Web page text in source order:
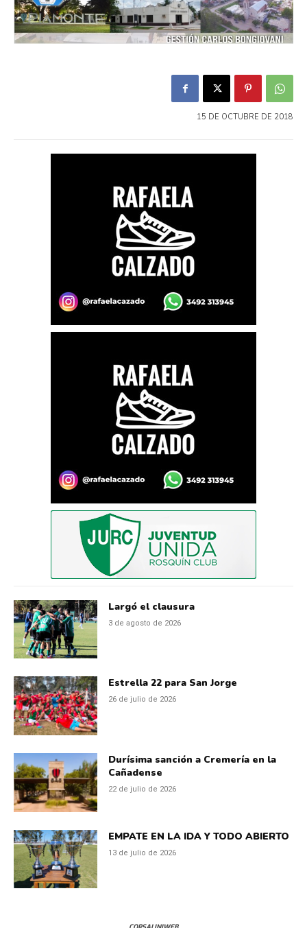
15 DE OCTUBRE DE 2018
Largó el clausura
3 de agosto de 2026
Estrella 22 para San Jorge
26 de julio de 2026
Durísima sanción a Cremería en la
Cañadense
22 de julio de 2026
EMPATE EN LA IDA Y TODO ABIERTO
13 de julio de 2026